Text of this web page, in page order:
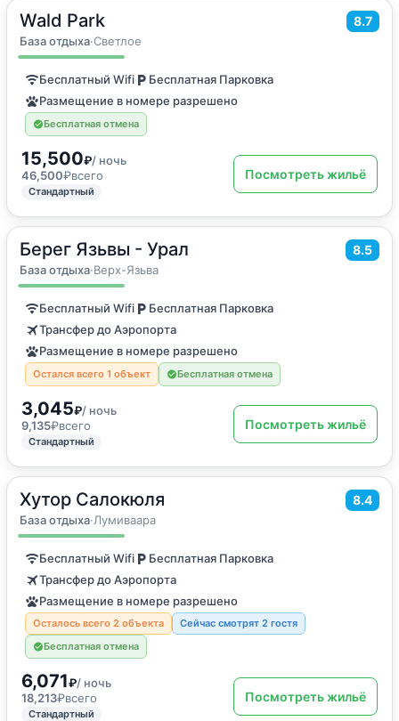
Wald Park 8.7
База отдыха·Светлое
85м2
до 6 гостей
Дом для отпуска
Бесплатный Wifi
Бесплатная Парковка
Размещение в номере разрешено
Бесплатная отмена
15,500₽/ ночь
46,500₽всего
Стандартный
Посмотреть жильё
Берег Язьвы - Урал 8.5
База отдыха·Верх-Язьва
14м2·3 гостя
Дом для отпуска
Бесплатный Wifi
Бесплатная Парковка
Трансфер до Аэропорта
Размещение в номере разрешено
Остался всего 1 объект Бесплатная отмена
3,045₽/ ночь
9,135₽всего
Стандартный
Посмотреть жильё
Хутор Салокюля 8.4
База отдыха·Лумиваара
15м2·3 гостя
Двухместный номер с 1 кроватью
Бесплатный Wifi
Бесплатная Парковка
Трансфер до Аэропорта
Размещение в номере разрешено
Осталось всего 2 объекта
Сейчас смотрят 2 гостя
Бесплатная отмена
6,071₽/ ночь
18,213₽всего
Стандартный
Посмотреть жильё